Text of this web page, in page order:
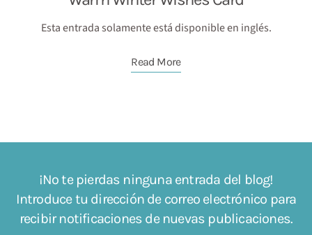
Esta entrada solamente está disponible en inglés.
Read More
¡No te pierdas ninguna entrada del blog!
Introduce tu dirección de correo electrónico para
recibir notificaciones de nuevas publicaciones.